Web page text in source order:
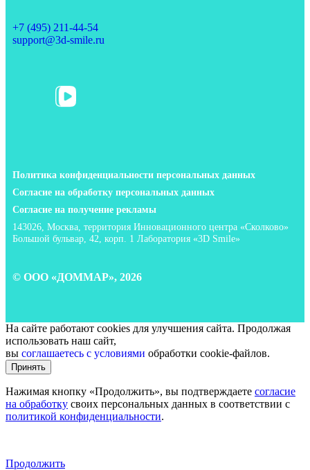
+7 (495) 211-44-54
support@3d-smile.ru
Политика конфиденциальности персональных данных
Согласие на обработку персональных данных
Согласие на получение рекламы
143026, Москва, территория Инновационного центра «Сколково»
Большой бульвар, 42, корп. 1 Лаборатория «3D Smile»
© ООО «ДОММАР», 2026
На сайте работают cookies для улучшения сайта. Продолжая
использовать наш сайт,
вы соглашаетесь с условиями обработки cookie-файлов.
Принять
Нажимая кнопку «Продолжить», вы подтверждаете согласие
на обработку своих персональных данных в соответствии с
политикой конфиденциальности.
Продолжить